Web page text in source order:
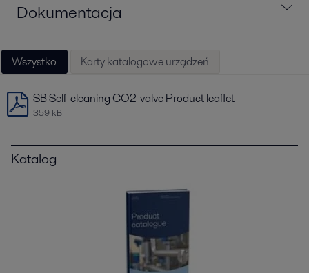
Dokumentacja
Wszystko Karty katalogowe urządzeń
SB Self-cleaning CO2-valve Product leaflet
359 kB
Katalog